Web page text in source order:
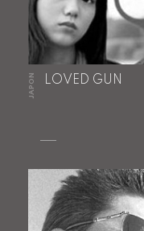
JAPON LOVED GUN